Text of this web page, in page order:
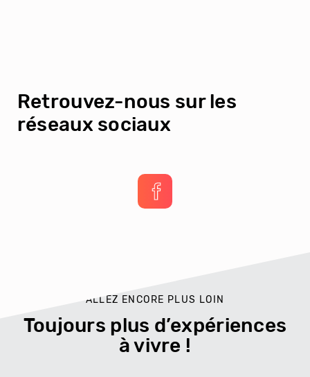
Retrouvez-nous sur les
réseaux sociaux
ALLEZ ENCORE PLUS LOIN
Toujours plus d’expériences
à vivre !